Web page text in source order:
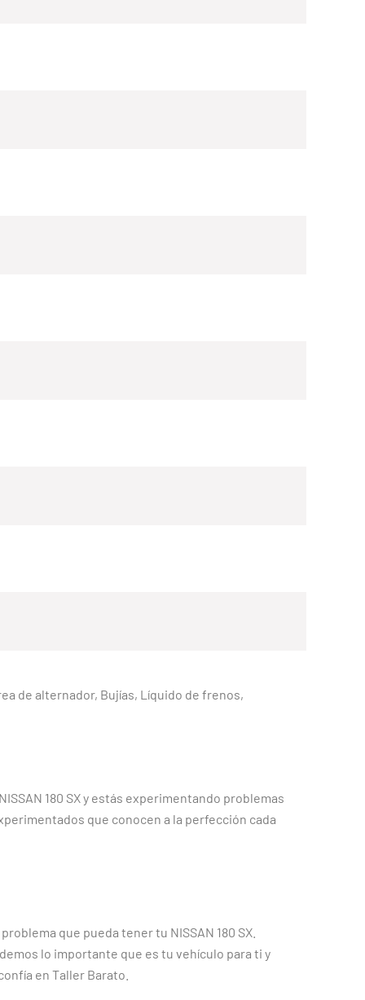
de alternador, Bujías, Líquido de frenos,
180 SX y estás experimentando problemas
que conocen a la perfección cada
que pueda tener tu NISSAN 180 SX.
lo importante que es tu vehículo para ti y
en Taller Barato.